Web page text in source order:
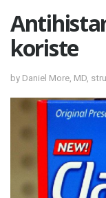
koriste
by Daniel More, MD,